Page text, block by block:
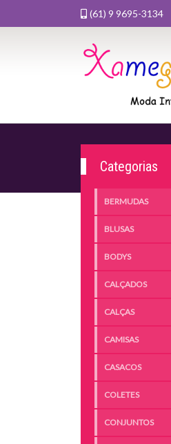
(61) 9 9695-3134
Categorias
BERMUDAS
BLUSAS
BODYS
CALÇADOS
CALÇAS
CAMISAS
CASACOS
COLETES
CONJUNTOS